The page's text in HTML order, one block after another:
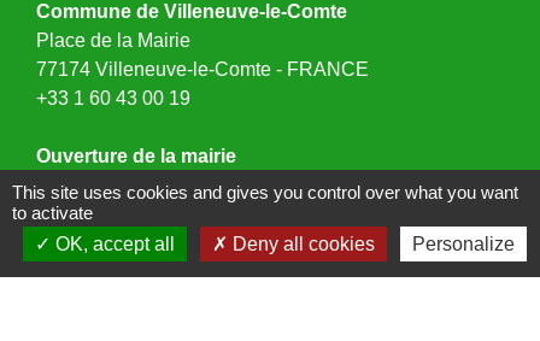
Commune de Villeneuve-le-Comte
Place de la Mairie
77174 Villeneuve-le-Comte - FRANCE
+33 1 60 43 00 19
Ouverture de la mairie
Lundi et Vendredi : 9h à 12h30 et 14h à 16h.
Mercredi : 9h à 12h30 et 14h à 17h.
Samedi : 9h à 12h.
This site uses cookies and gives you control over what you want
to activate
OK, accept all
Deny all cookies Personalize